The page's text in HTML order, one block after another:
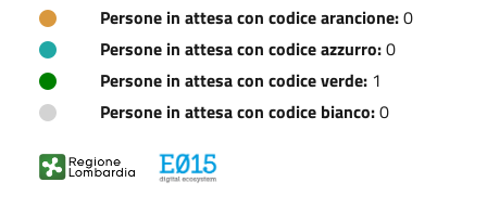
Persone in attesa con codice arancione:0
Persone in attesa con codice azzurro:0
Persone in attesa con codice verde: 1
Persone in attesa con codice bianco:0